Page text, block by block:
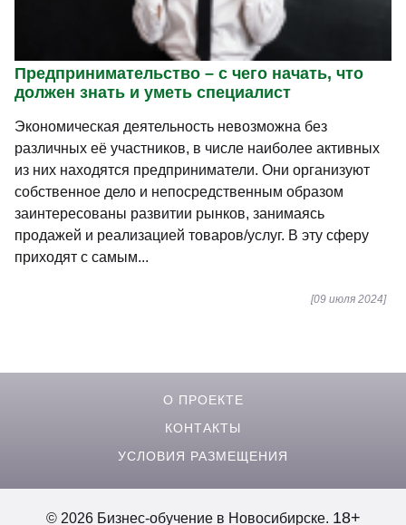
Предпринимательство – с чего начать, что
должен знать и уметь специалист
Экономическая деятельность невозможна без
различных её участников, в числе наиболее активных
из них находятся предприниматели. Они организуют
собственное дело и непосредственным образом
заинтересованы развитии рынков, занимаясь
продажей и реализацией товаров/услуг. В эту сферу
приходят с самым...
[09 июля 2024]
О ПРОЕКТЕ
КОНТАКТЫ
УСЛОВИЯ РАЗМЕЩЕНИЯ
© 2026 Бизнес-обучение в Новосибирске. 18+